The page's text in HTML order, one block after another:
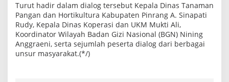
Turut hadir dalam dialog tersebut Kepala Dinas Tanaman
Pangan dan Hortikultura Kabupaten Pinrang A. Sinapati
Rudy, Kepala Dinas Koperasi dan UKM Mukti Ali,
Koordinator Wilayah Badan Gizi Nasional (BGN) Nining
Anggraeni, serta sejumlah peserta dialog dari berbagai
unsur masyarakat.(*/)